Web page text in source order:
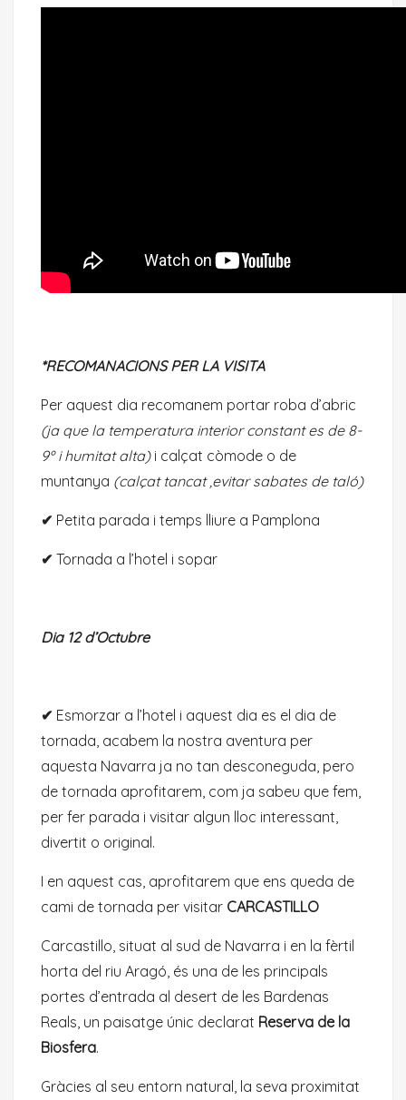
*RECOMANACIONS PER LA VISITA
Per aquest dia recomanem portar roba d’abric
(ja que la temperatura interior constant es de 8-
9º i humitat alta)i calçat còmode o de
muntanya (calçat tancat ,evitar sabates de taló)
✔ Petita parada i temps lliure a Pamplona
✔ Tornada a l’hotel i sopar
Dia 12 d’Octubre
✔ Esmorzar a l’hotel i aquest dia es el dia de
tornada, acabem la nostra aventura per
aquesta Navarra ja no tan desconeguda, pero
de tornada aprofitarem, com ja sabeu que fem,
per fer parada i visitar algun lloc interessant,
divertit o original.
I en aquest cas, aprofitarem que ens queda de
cami de tornada per visitar CARCASTILLO
Carcastillo, situat al sud de Navarra i en la fèrtil
horta del riu Aragó, és una de les principals
portes d’entrada al desert de les Bardenas
Reals, un paisatge únic declarat Reserva de la
Biosfera.
Gràcies al seu entorn natural, la seva proximitat